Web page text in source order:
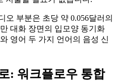
오 부분은 초당 약 0.056달러의
대화 장면의 입모양 동기화
영어 두 가지 언어의 음성 신
: 워크플로우 통합